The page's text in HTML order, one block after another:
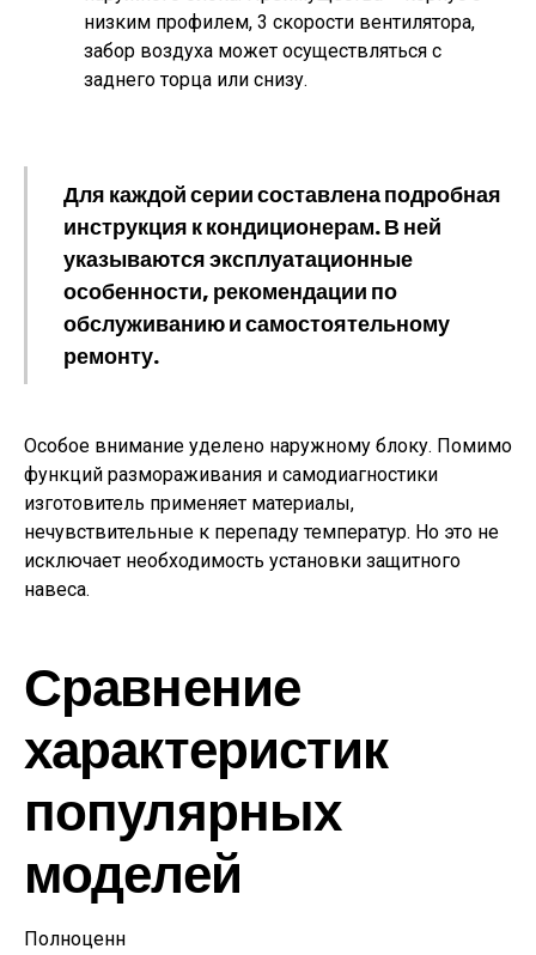
низким профилем, 3 скорости вентилятора,
забор воздуха может осуществляться с
заднего торца или снизу.
Для каждой серии составлена подробная
инструкция к кондиционерам. В ней
указываются эксплуатационные
особенности, рекомендации по
обслуживанию и самостоятельному
ремонту.
Особое внимание уделено наружному блоку. Помимо
функций размораживания и самодиагностики
изготовитель применяет материалы,
нечувствительные к перепаду температур. Но это не
исключает необходимость установки защитного
навеса.
Сравнение
характеристик
популярных
моделей
Полноценн